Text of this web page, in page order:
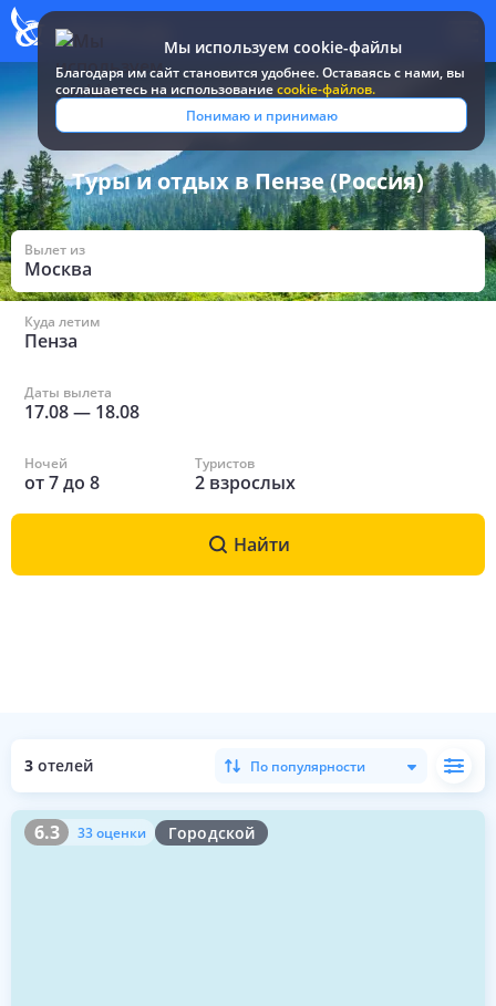
Мы используем cookie-файлы
Благодаря им сайт становится удобнее. Оставаясь c нами, вы
соглашаетесь на использованиеcookie-файлов.
Понимаю и принимаю
Все туры и путевки / Россия / в Пензе
Туры и отдых в Пензе (Россия)
Вылет из
Москва
Куда летим
Пенза
Даты вылета
17.08— 18.08
Ночей
от7до 8
Туристов
2 взрослых
Найти
3 отелей По популярности
6.3 33 оценки Городской
6.3 33 оценки